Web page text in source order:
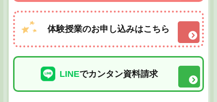
体験授業のお申し込みはこちら
LINEでカンタン資料請求